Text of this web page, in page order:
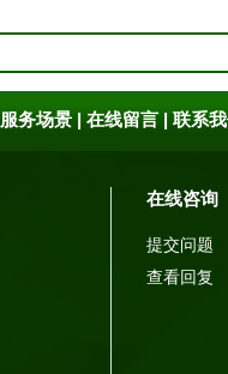
服务场景 | 在线留言| 联系
在线咨询
提交问题
查看回复